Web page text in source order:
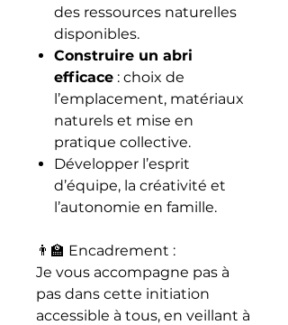
des ressources naturelles
disponibles.
Construire un abri
efficace : choix de
l’emplacement, matériaux
naturels et mise en
pratique collective.
Développer l’esprit
d’équipe, la créativité et
l’autonomie en famille.
👨‍🏫 Encadrement :
Je vous accompagne pas à
pas dans cette initiation
accessible à tous, en veillant à